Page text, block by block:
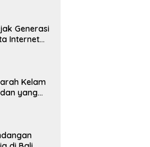
Generasi
Internet
Kelam
yang